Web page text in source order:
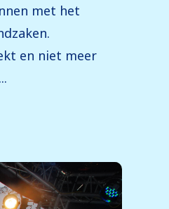
met het
en niet meer